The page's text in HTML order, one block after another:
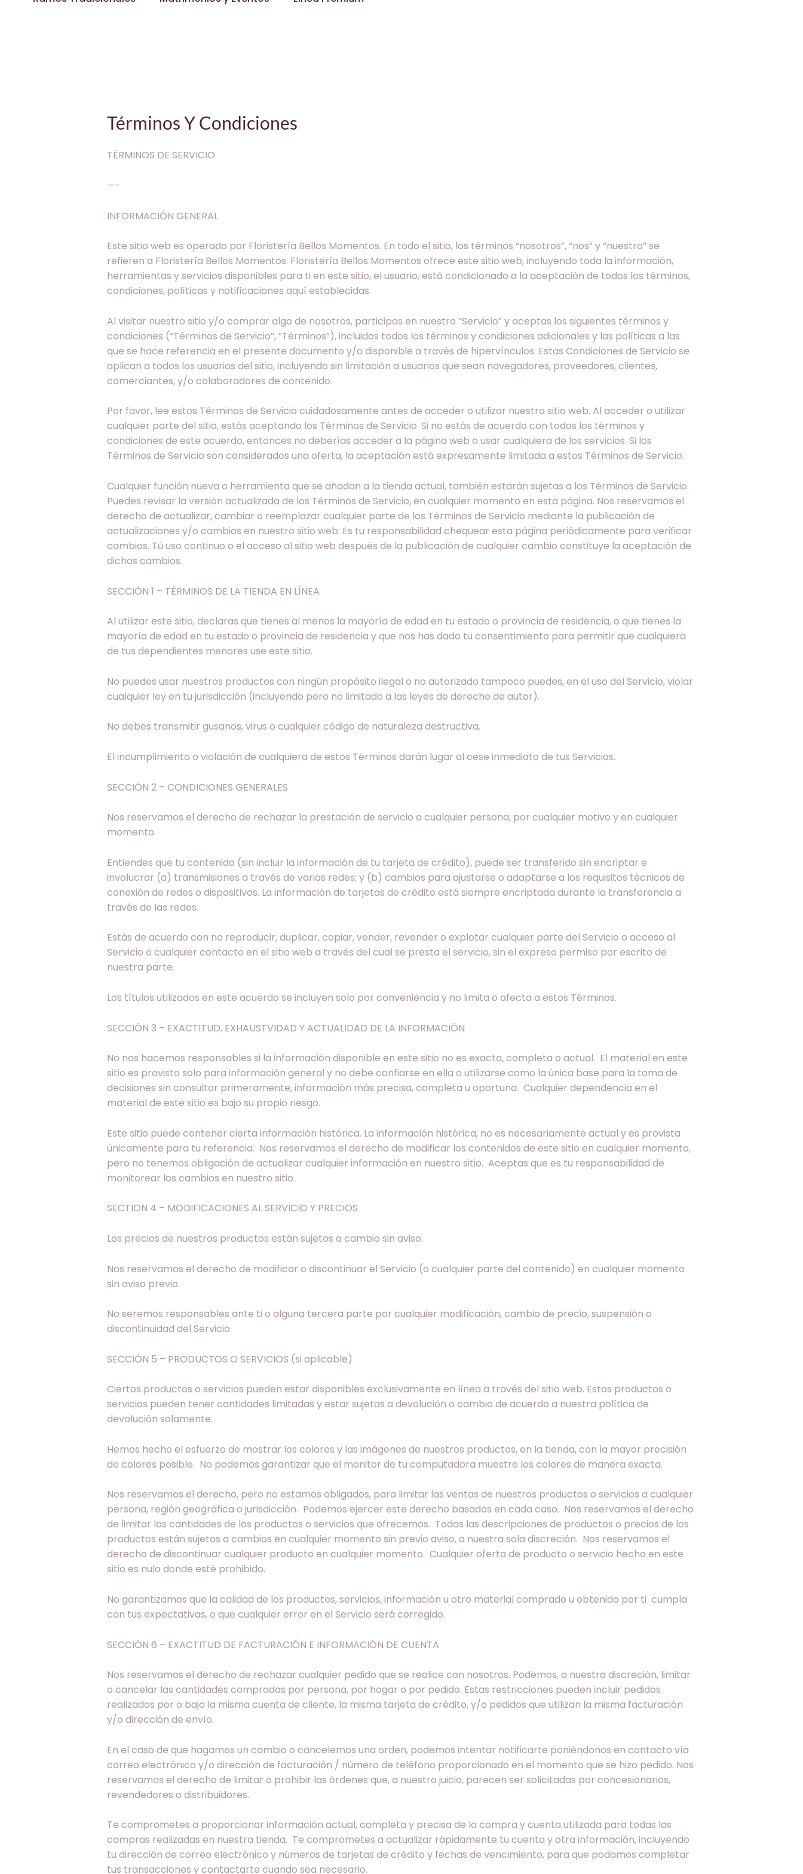
Términos Y Condiciones
TÉRMINOS DE SERVICIO
—-
INFORMACIÓN GENERAL
Este sitio web es operado por Floristería Bellos Momentos. En todo el sitio, los términos “nosotros”, “nos” y “nuestro” se
refieren a Floristería Bellos Momentos. Floristería Bellos Momentos ofrece este sitio web, incluyendo toda la información,
herramientas y servicios disponibles para ti en este sitio, el usuario, está condicionado a la aceptación de todos los términos,
condiciones, políticas y notificaciones aquí establecidas.
Al visitar nuestro sitio y/o comprar algo de nosotros, participas en nuestro “Servicio” y aceptas los siguientes términos y
condiciones (“Términos de Servicio”, “Términos”), incluidos todos los términos y condiciones adicionales y las políticas a las
que se hace referencia en el presente documento y/o disponible a través de hipervínculos. Estas Condiciones de Servicio se
aplican a todos los usuarios del sitio, incluyendo sin limitación a usuarios que sean navegadores, proveedores, clientes,
comerciantes, y/o colaboradores de contenido.
Por favor, lee estos Términos de Servicio cuidadosamente antes de acceder o utilizar nuestro sitio web. Al acceder o utilizar
cualquier parte del sitio, estás aceptando los Términos de Servicio. Si no estás de acuerdo con todos los términos y
condiciones de este acuerdo, entonces no deberías acceder a la página web o usar cualquiera de los servicios. Si los
Términos de Servicio son considerados una oferta, la aceptación está expresamente limitada a estos Términos de Servicio.
Cualquier función nueva o herramienta que se añadan a la tienda actual, también estarán sujetas a los Términos de Servicio.
Puedes revisar la versión actualizada de los Términos de Servicio, en cualquier momento en esta página. Nos reservamos el
derecho de actualizar, cambiar o reemplazar cualquier parte de los Términos de Servicio mediante la publicación de
actualizaciones y/o cambios en nuestro sitio web. Es tu responsabilidad chequear esta página periódicamente para verificar
cambios. Tú uso continuo o el acceso al sitio web después de la publicación de cualquier cambio constituye la aceptación de
dichos cambios.
SECCIÓN 1 – TÉRMINOS DE LA TIENDA EN LÍNEA
Al utilizar este sitio, declaras que tienes al menos la mayoría de edad en tu estado o provincia de residencia, o que tienes la
mayoría de edad en tu estado o provincia de residencia y que nos has dado tu consentimiento para permitir que cualquiera
de tus dependientes menores use este sitio.
No puedes usar nuestros productos con ningún propósito ilegal o no autorizado tampoco puedes, en el uso del Servicio, violar
cualquier ley en tu jurisdicción (incluyendo pero no limitado a las leyes de derecho de autor).
No debes transmitir gusanos, virus o cualquier código de naturaleza destructiva.
El incumplimiento o violación de cualquiera de estos Términos darán lugar al cese inmediato de tus Servicios.
SECCIÓN 2 – CONDICIONES GENERALES
Nos reservamos el derecho de rechazar la prestación de servicio a cualquier persona, por cualquier motivo y en cualquier
momento.
Entiendes que tu contenido (sin incluir la información de tu tarjeta de crédito), puede ser transferido sin encriptar e
involucrar (a) transmisiones a través de varias redes; y (b) cambios para ajustarse o adaptarse a los requisitos técnicos de
conexión de redes o dispositivos. La información de tarjetas de crédito está siempre encriptada durante la transferencia a
través de las redes.
Estás de acuerdo con no reproducir, duplicar, copiar, vender, revender o explotar cualquier parte del Servicio o acceso al
Servicio o cualquier contacto en el sitio web a través del cual se presta el servicio, sin el expreso permiso por escrito de
nuestra parte.
Los títulos utilizados en este acuerdo se incluyen solo por conveniencia y no limita o afecta a estos Términos.
SECCIÓN 3 – EXACTITUD, EXHAUSTVIDAD Y ACTUALIDAD DE LA INFORMACIÓN
No nos hacemos responsables si la información disponible en este sitio no es exacta, completa o actual. El material en este
sitio es provisto solo para información general y no debe confiarse en ella o utilizarse como la única base para la toma de
decisiones sin consultar primeramente, información más precisa, completa u oportuna. Cualquier dependencia en el
material de este sitio es bajo su propio riesgo.
Este sitio puede contener cierta información histórica. La información histórica, no es necesariamente actual y es provista
únicamente para tu referencia. Nos reservamos el derecho de modificar los contenidos de este sitio en cualquier momento,
pero no tenemos obligación de actualizar cualquier información en nuestro sitio. Aceptas que es tu responsabilidad de
monitorear los cambios en nuestro sitio.
SECTION 4 – MODIFICACIONES AL SERVICIO Y PRECIOS
Los precios de nuestros productos están sujetos a cambio sin aviso.
Nos reservamos el derecho de modificar o discontinuar el Servicio (o cualquier parte del contenido) en cualquier momento
sin aviso previo.
No seremos responsables ante ti o alguna tercera parte por cualquier modificación, cambio de precio, suspensión o
discontinuidad del Servicio.
SECCIÓN 5 – PRODUCTOS O SERVICIOS (si aplicable)
Ciertos productos o servicios pueden estar disponibles exclusivamente en línea a través del sitio web. Estos productos o
servicios pueden tener cantidades limitadas y estar sujetas a devolución o cambio de acuerdo a nuestra política de
devolución solamente.
Hemos hecho el esfuerzo de mostrar los colores y las imágenes de nuestros productos, en la tienda, con la mayor precisión
de colores posible. No podemos garantizar que el monitor de tu computadora muestre los colores de manera exacta.
Nos reservamos el derecho, pero no estamos obligados, para limitar las ventas de nuestros productos o servicios a cualquier
persona, región geográfica o jurisdicción. Podemos ejercer este derecho basados en cada caso. Nos reservamos el derecho
de limitar las cantidades de los productos o servicios que ofrecemos. Todas las descripciones de productos o precios de los
productos están sujetos a cambios en cualquier momento sin previo aviso, a nuestra sola discreción. Nos reservamos el
derecho de discontinuar cualquier producto en cualquier momento. Cualquier oferta de producto o servicio hecho en este
sitio es nulo donde esté prohibido.
No garantizamos que la calidad de los productos, servicios, información u otro material comprado u obtenido por ti cumpla
con tus expectativas, o que cualquier error en el Servicio será corregido.
SECCIÓN 6 – EXACTITUD DE FACTURACIÓN E INFORMACIÓN DE CUENTA
Nos reservamos el derecho de rechazar cualquier pedido que se realice con nosotros. Podemos, a nuestra discreción, limitar
o cancelar las cantidades compradas por persona, por hogar o por pedido. Estas restricciones pueden incluir pedidos
realizados por o bajo la misma cuenta de cliente, la misma tarjeta de crédito, y/o pedidos que utilizan la misma facturación
y/o dirección de envío.
En el caso de que hagamos un cambio o cancelemos una orden, podemos intentar notificarte poniéndonos en contacto vía
correo electrónico y/o dirección de facturación / número de teléfono proporcionado en el momento que se hizo pedido. Nos
reservamos el derecho de limitar o prohibir las órdenes que, a nuestro juicio, parecen ser solicitadas por concesionarios,
revendedores o distribuidores.
Te comprometes a proporcionar información actual, completa y precisa de la compra y cuenta utilizada para todas las
compras realizadas en nuestra tienda. Te comprometes a actualizar rápidamente tu cuenta y otra información, incluyendo
tu dirección de correo electrónico y números de tarjetas de crédito y fechas de vencimiento, para que podamos completar
tus transacciones y contactarte cuando sea necesario.